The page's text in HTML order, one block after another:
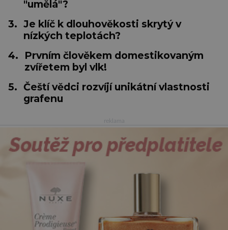
"umělá"?
3. Je klíč k dlouhověkosti skrytý v
nízkých teplotách?
4.
Prvním člověkem domestikovaným
zvířetem byl vlk!
5. Čeští vědci rozvíjí unikátní vlastnosti
grafenu